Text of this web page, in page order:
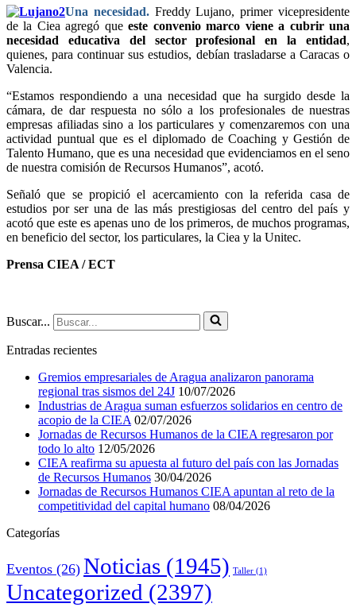
Una necesidad.Freddy Lujano, primer vicepresidente
de la Ciea agregó queeste convenio marco viene a cubrir una
necesidad educativa del sector profesional en la entidad,
quienes, para continuar sus estudios, debían trasladarse a Caracas o
Valencia.
“Estamos respondiendo a una necesidad que ha surgido desde la
cámara, de dar respuesta no sólo a los profesionales de nuestras
empresas afiliadas sino a los particulares y comenzaremos con una
actividad puntual que es el diplomado de Coaching y Gestión de
Talento Humano, que es una necesidad que evidenciamos en el seno
de nuestra comisión de Recursos Humanos”, acotó.
Señaló que se propició el acercamiento con la referida casa de
estudios por ser una de las más prestigiosas del centro del país y
acotó que este es apenas uno de los primeros, de muchos programas,
en beneficio del sector, los particulares, la Ciea y la Unitec.
Prensa CIEA / ECT
Buscar...
Entradas recientes
Gremios empresariales de Aragua analizaron panorama
regional tras sismos del 24J 10/07/2026
Industrias de Aragua suman esfuerzos solidarios en centro de
acopio de la CIEA 02/07/2026
Jornadas de Recursos Humanos de la CIEA regresaron por
todo lo alto 12/05/2026
CIEA reafirma su apuesta al futuro del país con las Jornadas
de Recursos Humanos 30/04/2026
Jornadas de Recursos Humanos CIEA apuntan al reto de la
competitividad del capital humano 08/04/2026
Categorías
Eventos (26) Noticias (1945) Taller (1)
Uncategorized (2397)